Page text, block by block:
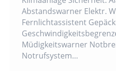
Abstandswarner Elektr.
Fernlichtassistent
Müdigkeitswarner
Notrufsystem…